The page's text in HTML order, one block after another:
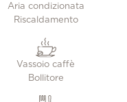
Aria condizionata
Riscaldamento
Vassoio caffè
Bollitore